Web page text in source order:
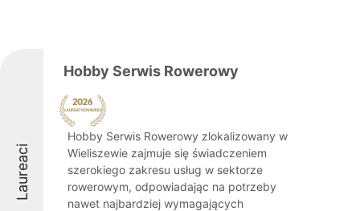
Laureaci
Hobby Serwis Rowerowy
Hobby Serwis Rowerowy zlokalizowany w
Wieliszewie zajmuje się świadczeniem
szerokiego zakresu usług w sektorze
rowerowym, odpowiadając na potrzeby
nawet najbardziej wymagających